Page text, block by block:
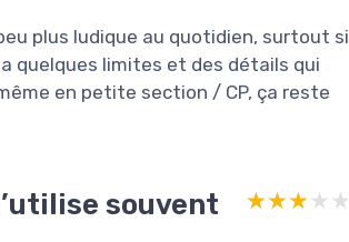
plus ludique au quotidien, surtout si
quelques limites et des détails qui
en petite section / CP, ça reste
souvent ★★★★★
★★★★★